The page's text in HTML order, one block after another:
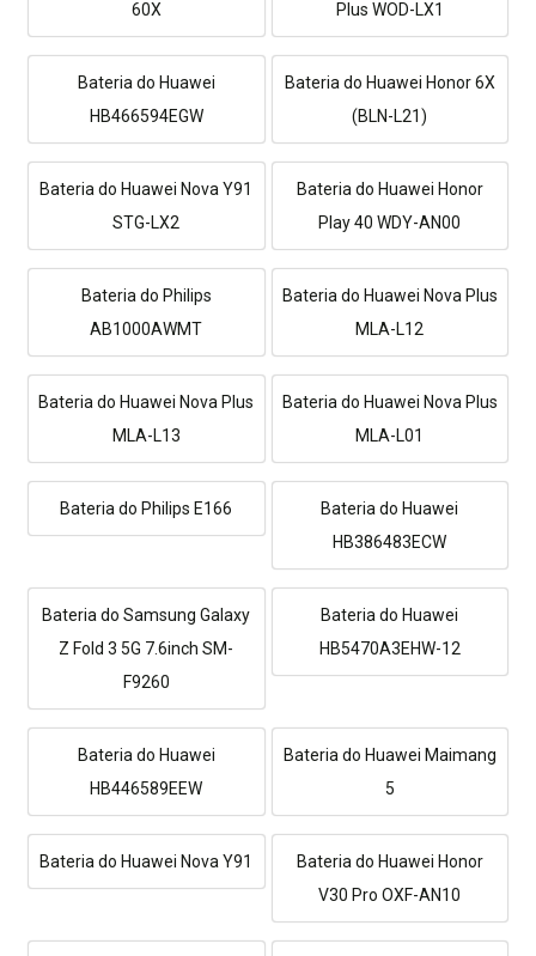
60X
Plus WOD-LX1
Bateria do Huawei
HB466594EGW
Bateria do Huawei Honor 6X
(BLN-L21)
Bateria do Huawei Nova Y91
STG-LX2
Bateria do Huawei Honor
Play 40 WDY-AN00
Bateria do Philips
AB1000AWMT
Bateria do Huawei Nova Plus
MLA-L12
Bateria do Huawei Nova Plus
MLA-L13
Bateria do Huawei Nova Plus
MLA-L01
Bateria do Philips E166
Bateria do Huawei
HB386483ECW
Bateria do Samsung Galaxy
Z Fold 3 5G 7.6inch SM-
F9260
Bateria do Huawei
HB5470A3EHW-12
Bateria do Huawei
HB446589EEW
Bateria do Huawei Maimang
5
Bateria do Huawei Nova Y91
Bateria do Huawei Honor
V30 Pro OXF-AN10